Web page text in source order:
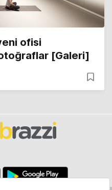
ofisi
[Galeri]